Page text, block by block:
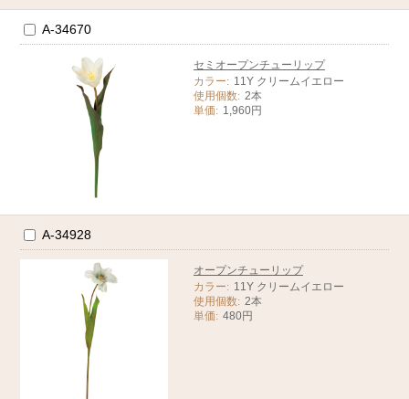
A-34670
セミオープンチューリップ
カラー: 11Y クリームイエロー
使用個数: 2本
単価: 1,960円
A-34928
オープンチューリップ
カラー: 11Y クリームイエロー
使用個数: 2本
単価: 480円